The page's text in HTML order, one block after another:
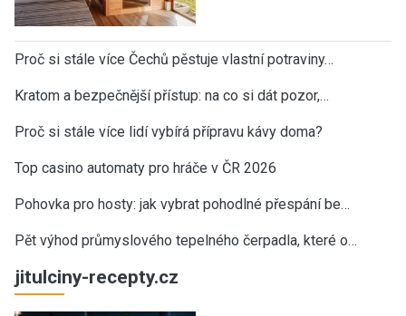
Proč si stále více Čechů pěstuje vlastní potraviny…
Kratom a bezpečnější přístup: na co si dát pozor,…
Proč si stále více lidí vybírá přípravu kávy doma?
Top casino automaty pro hráče v ČR 2026
Pohovka pro hosty: jak vybrat pohodlné přespání be…
Pět výhod průmyslového tepelného čerpadla, které o…
jitulciny-recepty.cz